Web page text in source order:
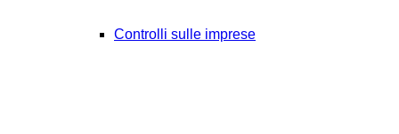
Controlli sulle imprese